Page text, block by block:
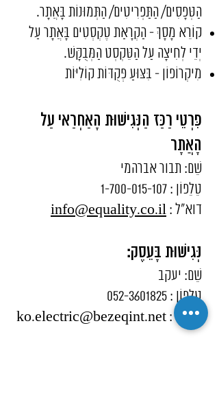
הַטְּפָסִים/ הַתַּפְרִיטִים/ הַתְּמוּנוֹת בָּאֲתָר.
קוֹרֵא מָסָךְ - הַקְרָאַת טֶקְסְטִים בָּאֲתָר עַל
יְדֵי לְחִיצָה עַל הַטֵּקְסְט הַמְּבֻקָּשׁ.
מִיקְרוֹפוֹן - בִּצּוּעַ פְּקֻדּוֹת קוֹלִיּוֹת
פִּרְטֵי רַכַּז הַנְּגִישׁוּת הָאַחְרַאי עַל
הָאֲתָר
שֵׁם: תבור אברהמי
טֵלֵפוֹן : 1-700-015-107
דוא”ל : info@equality.co.il
נְּגִישׁוּת בָּעֵסֶק:
שֵׁם: יעקב
טֵלֵפוֹן : 052-3601825
דוא”ל : ko.electric@bezeqint.net